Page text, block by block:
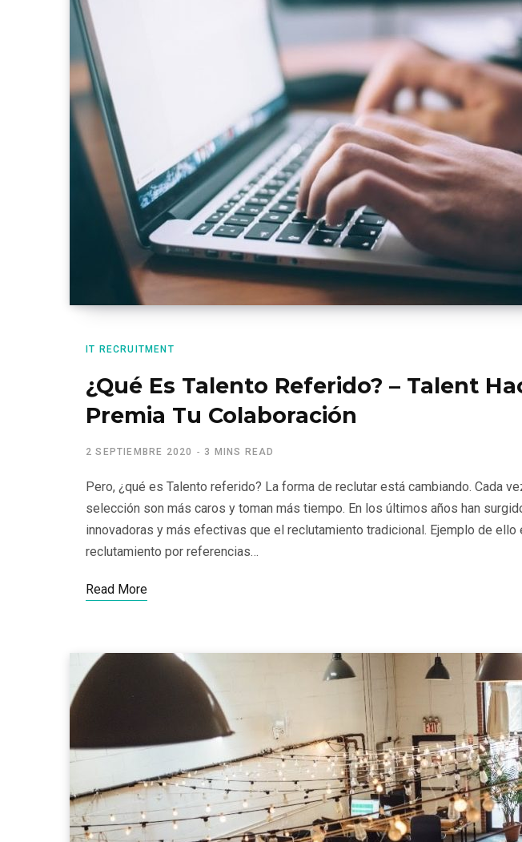
IT RECRUITMENT
¿Qué Es Talento Referido? – Talent
Premia Tu Colaboración
2 SEPTIEMBRE 2020 3 MINS READ
Pero, ¿qué es Talento referido? La forma de reclutar está cambiando. Cada
selección son más caros y toman más tiempo. En los últimos años han
innovadoras y más efectivas que el reclutamiento tradicional. Ejemplo de ello
reclutamiento por referencias…
Read More